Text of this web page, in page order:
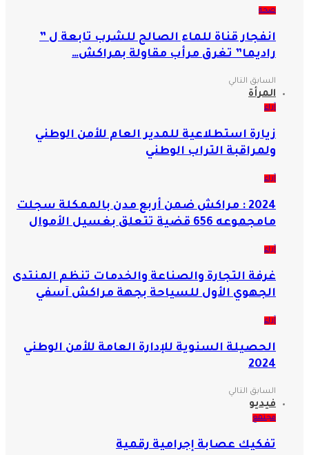
صحة
انفجار قناة للماء الصالح للشرب تابعة ل ”
راديما” تغرق مرأب مقاولة بمراكش…
السابق التالي
المرأة
آراء
زيارة استطلاعية للمدير العام للأمن الوطني
ولمراقبة التراب الوطني
آراء
2024 : مراكش ضمن أربع مدن بالممكلة سجلت
مامجموعه 656 قضية تتعلق بغسيل الأموال
آراء
غرفة التجارة والصناعة والخدمات تنظم المنتدى
الجهوي الأول للسياحة بجهة مراكش آسفي
آراء
الحصيلة السنوية للإدارة العامة للأمن الوطني
2024
السابق التالي
فيديو
مجتمع
تفكيك عصابة إجرامية رقمية